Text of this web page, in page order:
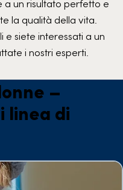
un risultato perfetto e
la qualità della vita.
siete interessati a un
i nostri esperti.
–
linea di